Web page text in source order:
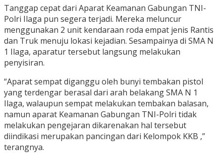
Tanggap cepat dari Aparat Keamanan Gabungan TNI-
Polri Ilaga pun segera terjadi. Mereka meluncur
menggunakan 2 unit kendaraan roda empat jenis Rantis
dan Truk menuju lokasi kejadian. Sesampainya di SMA N
1 Ilaga, aparatur tersebut langsung melakukan
penyisiran.
“Aparat sempat diganggu oleh bunyi tembakan pistol
yang terdengar berasal dari arah belakang SMA N 1
Ilaga, walaupun sempat melakukan tembakan balasan,
namun aparat Keamanan Gabungan TNI-Polri tidak
melakukan pengejaran dikarenakan hal tersebut
diindikasi merupakan pancingan dari Kelompok KKB ,”
terangnya.